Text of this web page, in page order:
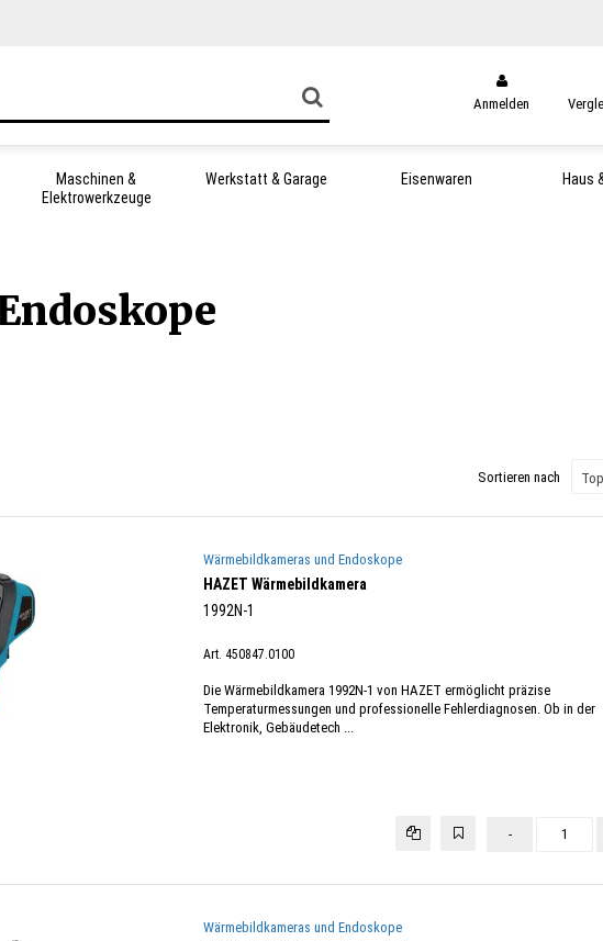
Anmelden
Maschinen &
Elektrowerkzeuge
Werkstatt & Garage Eisenwaren Haus
Sortieren nach
Wärmebildkameras und Endoskope
HAZET Wärmebildkamera
1992N-1
Art. 450847.0100
Die Wärmebildkamera 1992N-1 von HAZET ermöglicht präzise
Temperaturmessungen und professionelle Fehlerdiagnosen. Ob in der
Elektronik, Gebäudetech ...
-
Wärmebildkameras und Endoskope